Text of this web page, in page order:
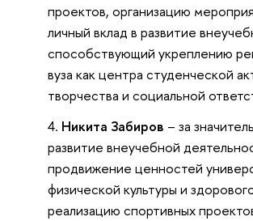
проектов, организацию
личный вклад в развитие
способствующий укреплению
вуза как центра студенческой
творчества и социальной
Никита Забиров – за
развитие внеучебной
продвижение ценностей
физической культуры и
реализацию спортивных